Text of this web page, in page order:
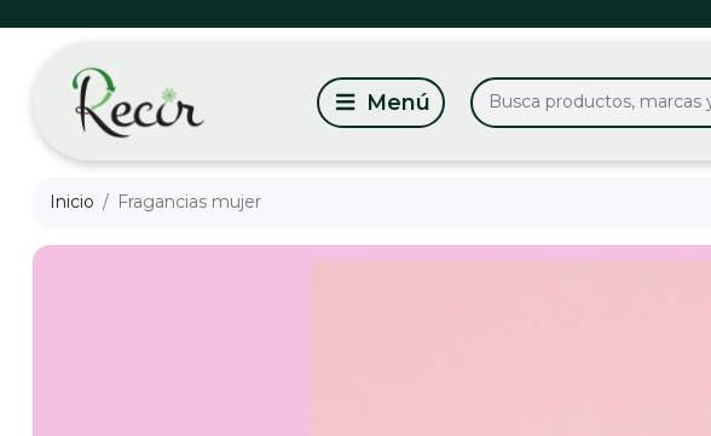
Inicio Fragancias mujer